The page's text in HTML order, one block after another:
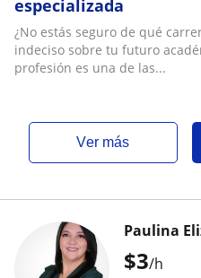
especializada
¿No estás seguro de qué
indeciso sobre tu futuro
profesión es una de las...
ver más
$3/h
Paulina